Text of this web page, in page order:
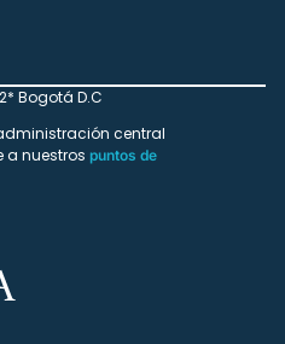
Bogotá D.C
central
a nuestros puntos de